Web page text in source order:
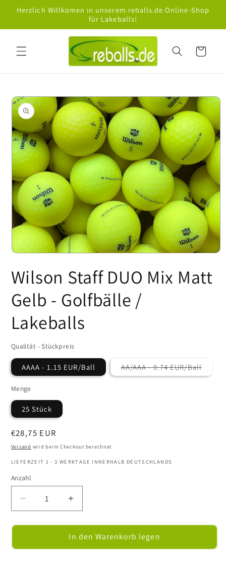
zum
Herzlich Willkomen in unserem reballs.de Online-Shop
für Lakeballs!
Warenkorb
in
Modal
Wilson Staff DUO Mix Matt
Gelb - Golfbälle /
Lakeballs
Qualität - Stückpreis
AAAA - 1.15 EUR/Ball AA/AAA - 0.74 EUR/Ball
Variante
ausverkauft
Menge
25 Stück
Normaler
Preis
€28,75 EUR
Versand wird beim Checkout berechnet
LIEFERZEIT 1 - 3 WERKTAGE INNERHALB DEUTSCHLANDS
Anzahl
Verringere
die
Menge
Wilson
Erhöhe
die
Menge
für
Wilson
In den Warenkorb legen